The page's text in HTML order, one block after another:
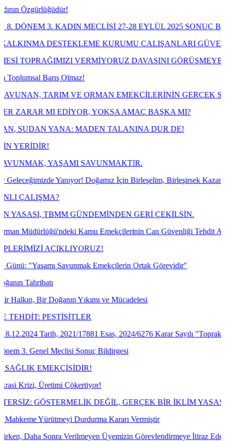
3. KADIN MECLİSİ 27-28 EYLÜL 2025 SONUÇ
DESTEKLEME KURUMU ÇALIŞANLARI
VERMİYORUZ DAVASINI GÖRÜŞMEYE
Barış Olmaz!
TARIM VE ORMAN EMEKÇİLERİNİN GERÇEK
MI EDİYOR, YOKSA AMAÇ BAŞKA MI?
YANA: MADEN TALANINA DUR DE!
YAŞAMI SAVUNMAKTIR.
Yanıyor! Doğamız İçin Birleşelim, Birleşirsek Kazanırız!
TBMM GÜNDEMİNDEN GERİ ÇEKİLSİN.
Kamu Emekçilerinin Can Güvenliği Tehdit Altında!
AÇIKLIYORUZ!
Savunmak Emekçilerin Ortak Görevidir"
Bir Doğanın Yıkımı ve Mücadelesi
PESTİSİTLER
Tarih, 2021/17881 Esas, 2024/6276 Karar Sayılı "Toprak
Genel Meclisi Sonuç Bildirgesi
EMEKÇİSİDİR!
Üretimi Çökertiyor!
GÖSTERMELİK DEĞİL, GERÇEK BİR İKLİM YASASI
Yürütmeyi Durdurma Kararı Vermiştir
Sonra Verilmeyen Üyemizin Görevlendirmeye İtiraz Ederek